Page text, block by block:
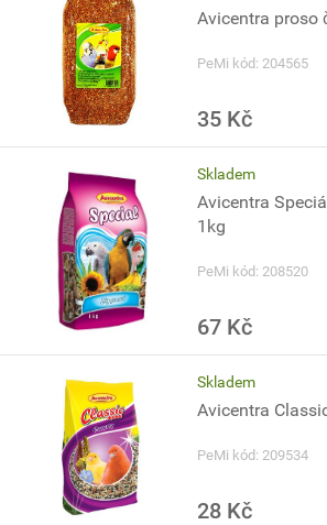
Avicentra proso
PeMi kód: 204565
35 Kč
Skladem
Avicentra
1kg
PeMi kód: 208520
67 Kč
Skladem
Avicentra
PeMi kód: 209534
28 Kč